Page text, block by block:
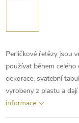
Perličkové řetězy jsou
používat během
dekorace, svatební
vyrobeny z plastu a
informace